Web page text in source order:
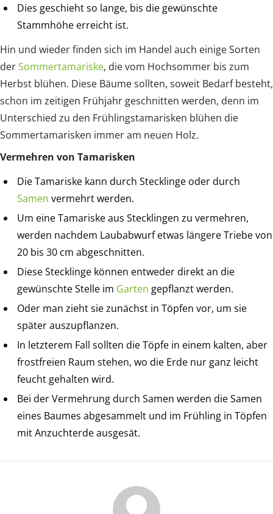
Dies geschieht so lange, bis die gewünschte
Stammhöhe erreicht ist.
Hin und wieder finden sich im Handel auch einige Sorten
derSommertamariske, die vom Hochsommer bis zum
Herbst blühen. Diese Bäume sollten, soweit Bedarf besteht,
schon im zeitigen Frühjahr geschnitten werden, denn im
Unterschied zu den Frühlingstamarisken blühen die
Sommertamarisken immer am neuen Holz.
Vermehren von Tamarisken
Die Tamariske kann durch Stecklinge oder durch
Samen vermehrt werden.
Um eine Tamariske aus Stecklingen zu vermehren,
werden nachdem Laubabwurf etwas längere Triebe von
20 bis 30 cm abgeschnitten.
Diese Stecklinge können entweder direkt an die
gewünschte Stelle im Garten gepflanzt werden.
Oder man zieht sie zunächst in Töpfen vor, um sie
später auszupflanzen.
In letzterem Fall sollten die Töpfe in einem kalten, aber
frostfreien Raum stehen, wo die Erde nur ganz leicht
feucht gehalten wird.
Bei der Vermehrung durch Samen werden die Samen
eines Baumes abgesammelt und im Frühling in Töpfen
mit Anzuchterde ausgesät.